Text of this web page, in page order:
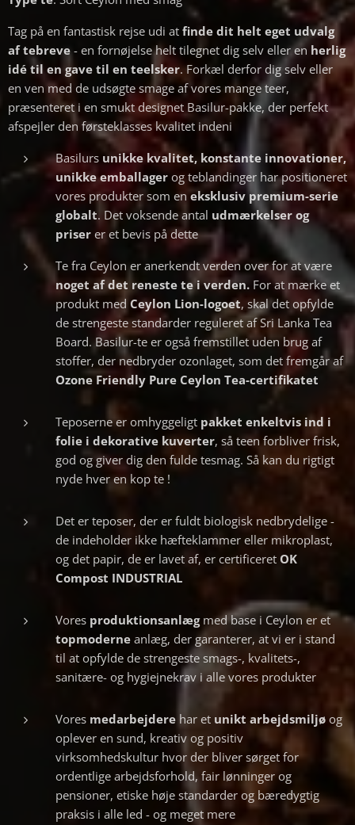
Tag på en fantastisk rejse udi at finde dit helt eget udvalg
af tebreve- en fornøjelse helt tilegnet dig selv eller en herlig
idé til en gave til en teelsker. Forkæl derfor dig selv eller
en ven med de udsøgte smage af vores mange teer,
præsenteret i en smukt designet Basilur-pakke, der perfekt
afspejler den førsteklasses kvalitet indeni
Basilurs unikke kvalitet, konstante innovationer,
unikke emballager og teblandinger har positioneret
vores produkter som eneksklusiv premium-serie
globalt. Det voksende antal udmærkelser og
priser er et bevis på dette
Te fra Ceylon er anerkendt verden over for at være
noget af det reneste te i verden. For at mærke et
produkt med Ceylon Lion-logoet, skal det opfylde
de strengeste standarder reguleret af Sri Lanka Tea
Board. Basilur-te er også fremstillet uden brug af
stoffer, der nedbryder ozonlaget, som det fremgår af
Ozone Friendly Pure Ceylon Tea-certifikatet
Teposerne er omhyggeligt pakket enkeltvis ind i
folie i dekorative kuverter, så teen forbliver frisk,
god og giver dig den fulde tesmag. Så kan du rigtigt
nyde hver en kop te !
Det er teposer, der er fuldt biologisk nedbrydelige -
de indeholder ikke hæfteklammer eller mikroplast,
og det papir, de er lavet af, er certificeret OK
Compost INDUSTRIAL
Vores produktionsanlæg med base i Ceylon er et
topmoderne anlæg, der garanterer, at vi er i stand
til at opfylde de strengeste smags-, kvalitets-,
sanitære- og hygiejnekrav i alle vores produkter
Vores medarbejdere har et unikt arbejdsmiljø og
oplever en sund, kreativ og positiv
virksomhedskultur hvor der bliver sørget for
ordentlige arbejdsforhold, fair lønninger og
pensioner, etiske høje standarder og bæredygtig
praksis i alle led - og meget mere